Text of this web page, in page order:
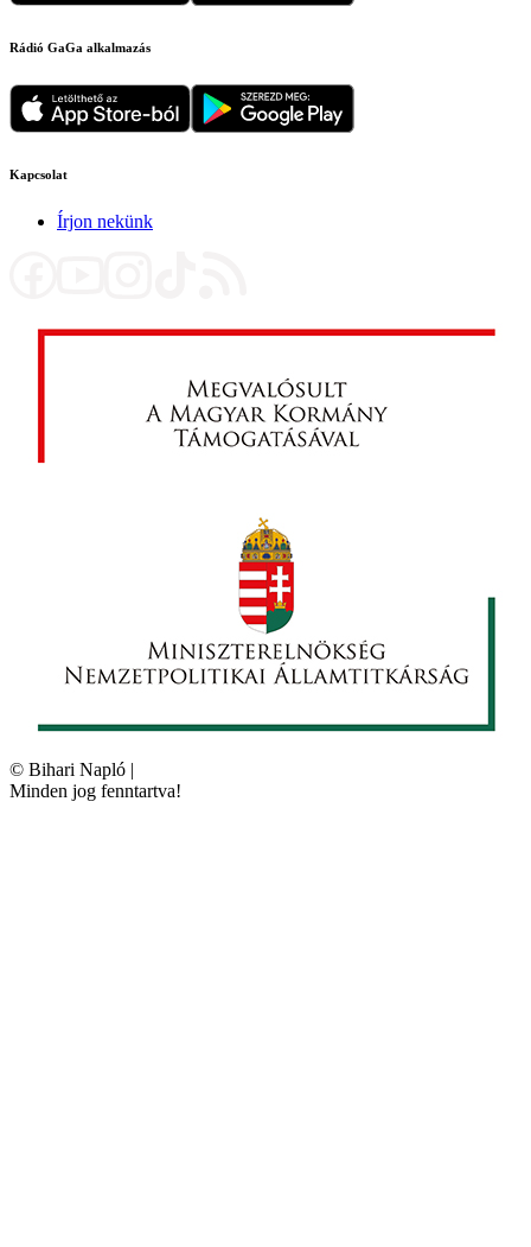
Rádió GaGa alkalmazás
Kapcsolat
Írjon nekünk
© Bihari Napló |
Minden jog fenntartva!